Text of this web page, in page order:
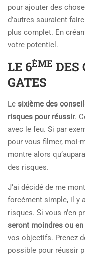
pour ajouter des
d’autres sauraient
plus complet. En
votre potentiel.
LE 6ÈME DES
GATES
Le sixième des
risques pour réussir.
avec le feu. Si par
pour vous filmer, moi-
montre alors
des risques.
J’ai décidé de me
forcément simple, il y
risques. Si vous n’en
seront moindres ou
vos objectifs. Prenez
possible pour réussir